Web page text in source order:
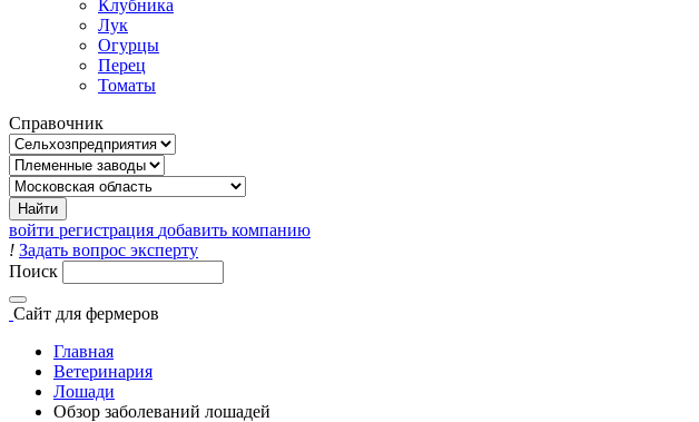
Клубника
Лук
Огурцы
Перец
Томаты
Справочник
войти регистрация добавить компанию
! Задать вопрос эксперту
Поиск
Сайт для фермеров
Главная
Ветеринария
Лошади
Обзор заболеваний лошадей